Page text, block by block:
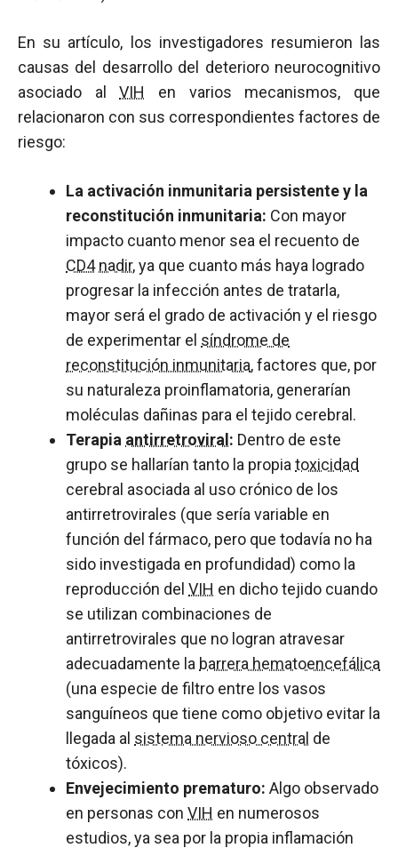
En su artículo, los investigadores resumieron las
causas del desarrollo del deterioro neurocognitivo
asociado alVIH
en varios mecanismos, que
relacionaron con sus correspondientes factores de
riesgo:
La activación inmunitaria persistente y la
reconstitución inmunitaria: Con mayor
impacto cuanto menor sea el recuento de
CD4 nadir, ya que cuanto más haya logrado
progresar la infección antes de tratarla,
mayor será el grado de activación y el riesgo
de experimentar el síndrome de
reconstitución inmunitaria, factores que, por
su naturaleza proinflamatoria, generarían
moléculas dañinas para el tejido cerebral.
Terapia antirretroviral : Dentro de este
grupo se hallarían tanto la propia toxicidad
cerebral asociada al uso crónico de los
antirretrovirales (que sería variable en
función del fármaco, pero que todavía no ha
sido investigada en profundidad) como la
reproducción del VIH en dicho tejido cuando
se utilizan combinaciones de
antirretrovirales que no logran atravesar
adecuadamente la barrera hematoencefálica
(una especie de filtro entre los vasos
sanguíneos que tiene como objetivo evitar la
llegada al sistema nervioso central de
tóxicos).
Envejecimiento prematuro: Algo observado
en personas con VIH en numerosos
estudios, ya sea por la propia inflamación